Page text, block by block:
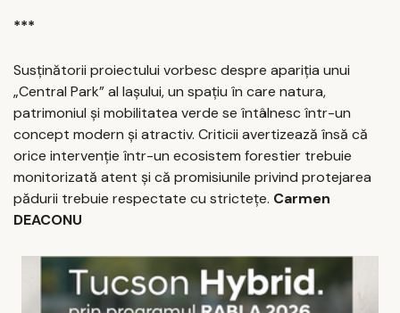
***
Susținătorii proiectului vorbesc despre apariția unui
„Central Park” al Iașului, un spațiu în care natura,
patrimoniul și mobilitatea verde se întâlnesc într-un
concept modern și atractiv. Criticii avertizează însă că
orice intervenție într-un ecosistem forestier trebuie
monitorizată atent și că promisiunile privind protejarea
pădurii trebuie respectate cu strictețe. Carmen
DEACONU